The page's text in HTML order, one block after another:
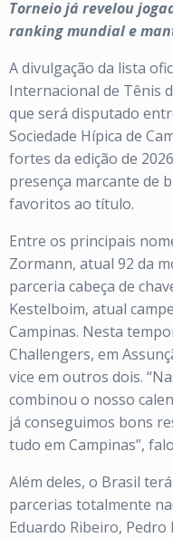
Torneio já revelou
ranking mundial e
A divulgação da lista
Internacional de Tênis
que será disputado
Sociedade Hípica de
fortes da edição de
presença marcante de
favoritos ao título.
Entre os principais
Zormann, atual 92 da
parceria cabeça de
Kestelboim, atual
Campinas. Nesta
Challengers, em
vice em outros dois.
combinou o nosso
já conseguimos bons
tudo em Campinas”,
Além deles, o Brasil
parcerias totalmente
Eduardo Ribeiro, Pedro